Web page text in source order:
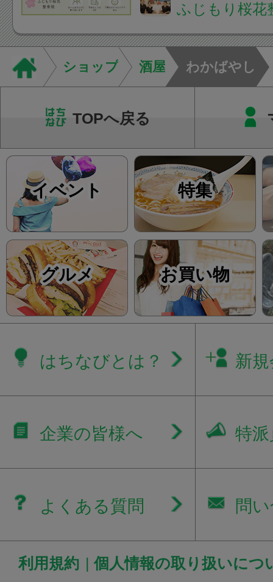
性的な肩こりの原因
慣など様々です。痛
し、お一人おひとり
をご提案します。.#
ふじもり桜花
ショップ 酒屋 わかばやし
TOPへ戻る
イベント 特集
グルメ お買い物
はちなびとは？ 新
企業の皆様へ 特
よくある質問 問
利用規約 | 個人情報の取り扱いにつ